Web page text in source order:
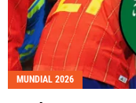
MUNDIAL 2026